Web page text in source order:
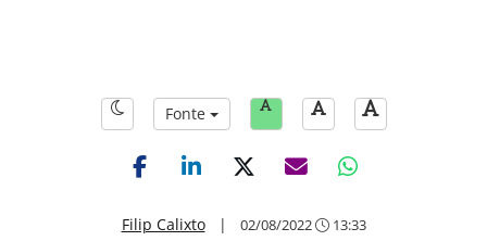
Fonte
Filip Calixto| 02/08/2022 13:33